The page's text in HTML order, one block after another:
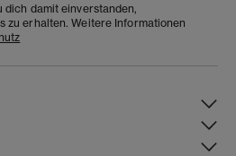
damit einverstanden,
zu erhalten. Weitere Informationen